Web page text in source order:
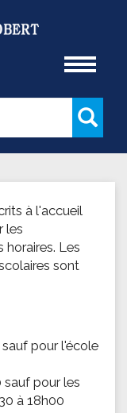
à l'accueil
les
Les
sont
pour l'école
sauf pour les
à 18h00